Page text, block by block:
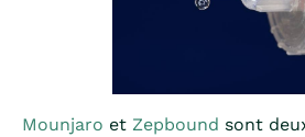
Mounjaro et Zepbound sont